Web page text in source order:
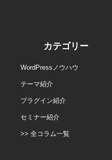
カテゴリー
WordPressノウハウ
テーマ紹介
プラグイン紹介
セミナー紹介
>> 全コラム一覧